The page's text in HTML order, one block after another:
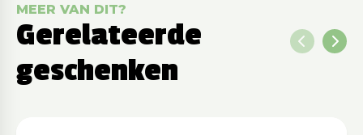
MEER VAN DIT?
Gerelateerde
geschenken